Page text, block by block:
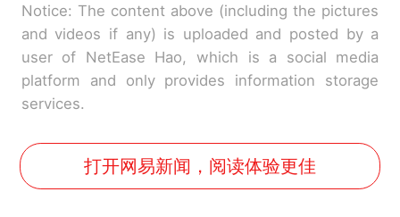
Notice: The content above (including the pictures
and videos if any) is uploaded and posted by a
user of NetEase Hao, which is a social media
platform and only provides information storage
services.
打开网易新闻，阅读体验更佳